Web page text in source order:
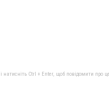
Ctrl + Enter, щоб повідомити про